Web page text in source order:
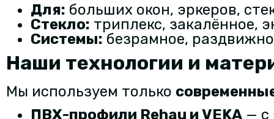
Для: больших окон, эркеров,
Стекло: триплекс, закалённое,
Системы: безрамное,
Наши технологии и
Мы используем только
ПВХ-профили Rehau и VEKA — с